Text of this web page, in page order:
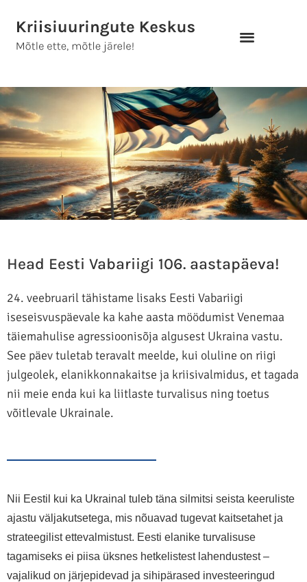
content
Head Eesti Vabariigi 106. aastapäeva!
24. veebruaril tähistame lisaks Eesti Vabariigi
iseseisvuspäevale ka kahe aasta möödumist Venemaa
täiemahulise agressioonisõja algusest Ukraina vastu.
See päev tuletab teravalt meelde, kui oluline on riigi
julgeolek, elanikkonnakaitse ja kriisivalmidus, et tagada
nii meie enda kui ka liitlaste turvalisus ning toetus
võitlevale Ukrainale.
Nii Eestil kui ka Ukrainal tuleb täna silmitsi seista keeruliste
ajastu väljakutsetega, mis nõuavad tugevat kaitsetahet ja
strateegilist ettevalmistust. Eesti elanike turvalisuse
tagamiseks ei piisa üksnes hetkelistest lahendustest –
vajalikud on järjepidevad ja sihipärased investeeringud